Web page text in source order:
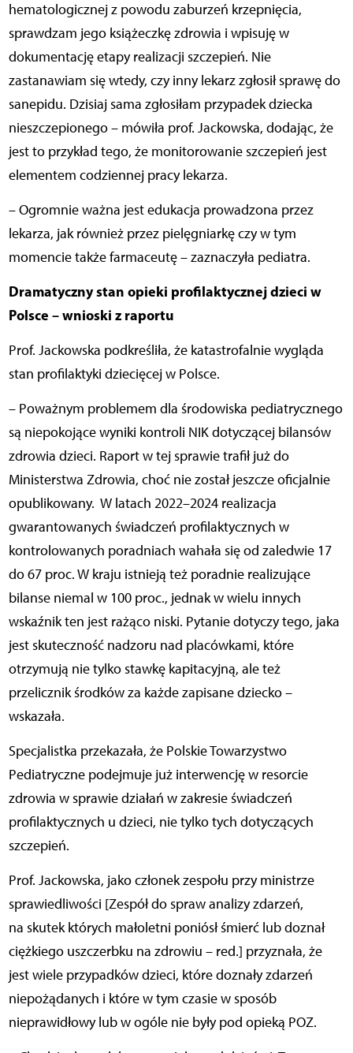
hematologicznej z powodu zaburzeń krzepnięcia,
sprawdzam jego książeczkę zdrowia i wpisuję w
dokumentację etapy realizacji szczepień. Nie
zastanawiam się wtedy, czy inny lekarz zgłosił sprawę do
sanepidu. Dzisiaj sama zgłosiłam przypadek dziecka
nieszczepionego – mówiła prof. Jackowska, dodając, że
jest to przykład tego, że monitorowanie szczepień jest
elementem codziennej pracy lekarza.
– Ogromnie ważna jest edukacja prowadzona przez
lekarza, jak również przez pielęgniarkę czy w tym
momencie także farmaceutę – zaznaczyła pediatra.
Dramatyczny stan opieki profilaktycznej dzieci w
Polsce – wnioski z raportu
Prof. Jackowska podkreśliła, że katastrofalnie wygląda
stan profilaktyki dziecięcej w Polsce.
– Poważnym problemem dla środowiska pediatrycznego
są niepokojące wyniki kontroli NIK dotyczącej bilansów
zdrowia dzieci. Raport w tej sprawie trafił już do
Ministerstwa Zdrowia, choć nie został jeszcze oficjalnie
opublikowany. W latach 2022–2024 realizacja
gwarantowanych świadczeń profilaktycznych w
kontrolowanych poradniach wahała się od zaledwie 17
do 67 proc. W kraju istnieją też poradnie realizujące
bilanse niemal w 100 proc., jednak w wielu innych
wskaźnik ten jest rażąco niski. Pytanie dotyczy tego, jaka
jest skuteczność nadzoru nad placówkami, które
otrzymują nie tylko stawkę kapitacyjną, ale też
przelicznik środków za każde zapisane dziecko –
wskazała.
Specjalistka przekazała, że Polskie Towarzystwo
Pediatryczne podejmuje już interwencję w resorcie
zdrowia w sprawie działań w zakresie świadczeń
profilaktycznych u dzieci, nie tylko tych dotyczących
szczepień.
Prof. Jackowska, jako członek zespołu przy ministrze
sprawiedliwości [Zespół do spraw analizy zdarzeń,
na skutek których małoletni poniósł śmierć lub doznał
ciężkiego uszczerbku na zdrowiu – red.] przyznała, że
jest wiele przypadków dzieci, które doznały zdarzeń
niepożądanych i które w tym czasie w sposób
nieprawidłowy lub w ogóle nie były pod opieką POZ.